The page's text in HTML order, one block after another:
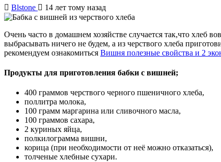
Blstone 14 лет тому назад
Очень часто в домашнем хозяйстве случается так,что хлеб
выбрасывать ничего не будем, а из черствого хлеба
рекомендуем ознакомиться Вишня полезные свойства и 2
Продукты для приготовления бабки с вишней;
400 граммов черствого черного пшеничного хлеба,
поллитра молока,
100 грамм маргарина или сливочного масла,
100 граммов сахара,
2 куриных яйца,
полкилограмма вишни,
корица (при необходимости от неё можно отказаться),
толченые хлебные сухари.